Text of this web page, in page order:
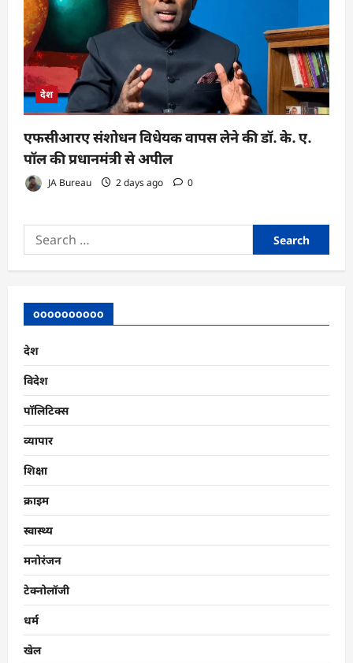
देश
एफसीआरए संशोधन विधेयक वापस लेने की डॉ. के. ए.
पॉल की प्रधानमंत्री से अपील
JA Bureau 2 days ago 0
Search
for:
oooooooooo
देश
विदेश
पॉलिटिक्स
व्यापार
शिक्षा
क्राइम
स्वास्थ्य
मनोरंजन
टेक्नोलॉजी
धर्म
खेल